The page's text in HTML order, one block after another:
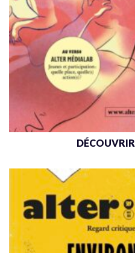
DÉCOUVRIR